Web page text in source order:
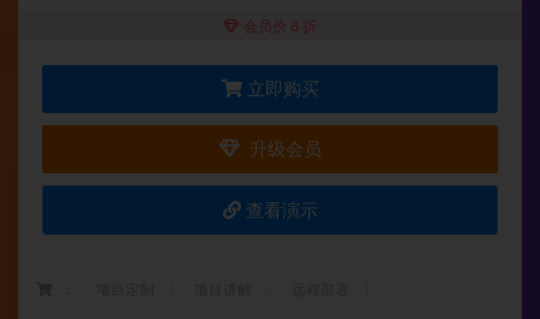
会员价 8 折
立即购买
升级会员
查看演示